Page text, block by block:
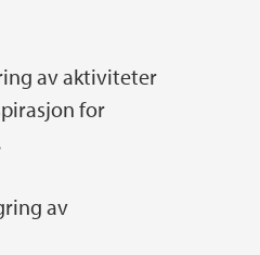
av aktiviteter
for
av